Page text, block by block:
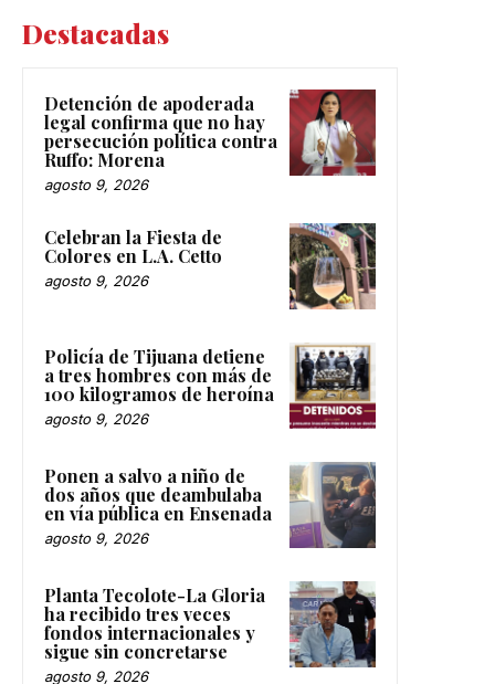
Destacadas
Detención de apoderada
legal confirma que no hay
persecución política contra
Ruffo: Morena
agosto 9, 2026
Celebran la Fiesta de
Colores en L.A. Cetto
agosto 9, 2026
Policía de Tijuana detiene
a tres hombres con más de
100 kilogramos de heroína
agosto 9, 2026
Ponen a salvo a niño de
dos años que deambulaba
en vía pública en Ensenada
agosto 9, 2026
Planta Tecolote-La Gloria
ha recibido tres veces
fondos internacionales y
sigue sin concretarse
agosto 9, 2026